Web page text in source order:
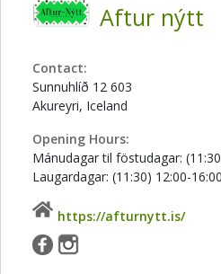
Aftur nýtt
Contact:
Sunnuhlíð 12 603
Akureyri, Iceland
Opening Hours:
Mánudagar til föstudagar:
Laugardagar: (11:30) 12:00-16:00
https://afturnytt.is/